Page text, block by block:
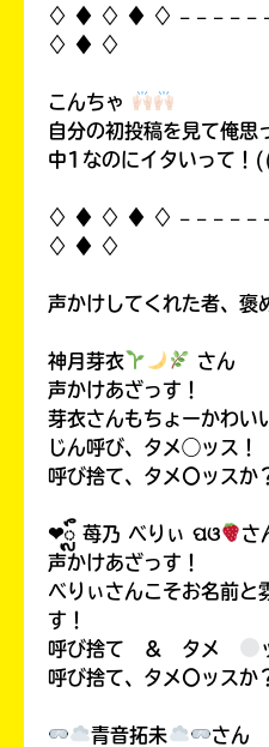
♢ ♦︎ ♢ ♦︎ ♢ 𓐄 𓐄 𓐄 𓐄 𓐄
♢ ♦︎ ♢
こんちゃ
自分の初投稿を見て俺思
中1なのにイタいって！
♢ ♦︎ ♢ ♦︎ ♢ 𓐄 𓐄 𓐄 𓐄 𓐄
♢ ♦︎ ♢
声かけしてくれた者、褒
神月芽衣
さん
声かけあざっす！
芽衣さんもちょーかわい
じん呼び、タメ◯ッス！
呼び捨て、タメ〇ッスか
❤︎ᬼ 苺乃 べりぃ ପଓ
さ
声かけあざっす！
べりぃさんこそお名前と
す！
呼び捨て ＆ タメ
呼び捨て、タメ〇ッスか
青音拓未
さん